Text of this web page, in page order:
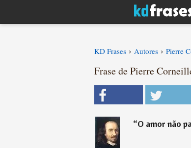
KD Frases › Autores › Pierre
Frase de Pierre
“O amor não